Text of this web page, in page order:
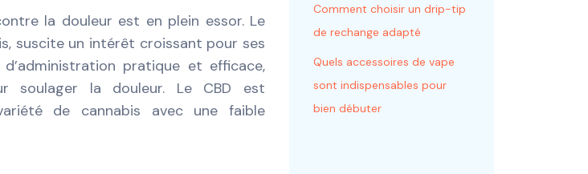
la douleur est en plein essor. Le
suscite un intérêt croissant pour ses
pratique et efficace,
soulager la douleur. Le CBD est
de cannabis avec une faible
Comment choisir un drip-tip
de rechange adapté
Quels accessoires de vape
sont indispensables pour
bien débuter